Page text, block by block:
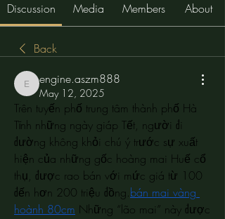
Discussion Media Members About
Back
engine.aszm888
engine.aszm888
May 12, 2025
Trên tuyến phố trung tâm thành phố Hà
Tĩnh những ngày giáp Tết, người đi
đường không khỏi chú ý trước sự xuất
hiện của những gốc hoàng mai Huế cổ
thụ, được rao bán với mức giá từ 100
đến hơn 200 triệu đồng.bán mai vàng
hoành 80cm Những “lão mai” này được